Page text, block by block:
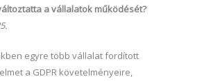
a vállalatok működését?
egyre több vállalat fordított
a GDPR követelményeire,